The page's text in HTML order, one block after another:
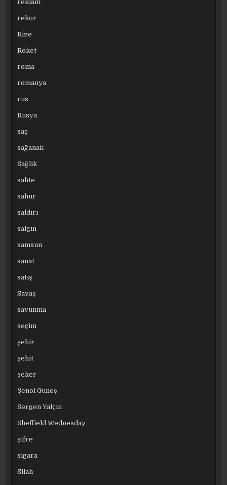
reklam
rekor
Rize
Roket
roma
romanya
rus
Rusya
saç
sağanak
Sağlık
sahte
sahur
saldırı
salgın
samsun
sanat
satış
Savaş
savunma
seçim
şehir
şehit
şeker
Şenol Güneş
Sergen Yalçın
Sheffield Wednesday
şifre
sigara
Silah